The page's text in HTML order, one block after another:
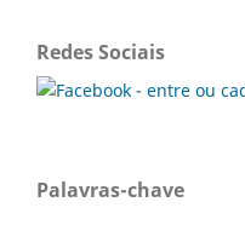
Redes Sociais
Palavras-chave